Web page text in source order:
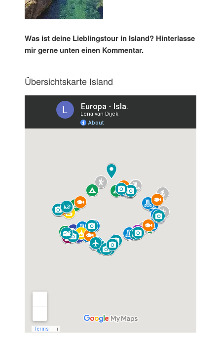
Was ist deine Lieblingstour in Island? Hinterlasse
mir gerne unten einen Kommentar.
Übersichtskarte Island